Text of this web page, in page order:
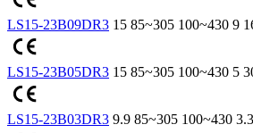
LS15-23B09DR3 15 85~305 100~430 9
LS15-23B05DR3 15 85~305 100~430 5
LS15-23B03DR3 9.9 85~305 100~430 3.3